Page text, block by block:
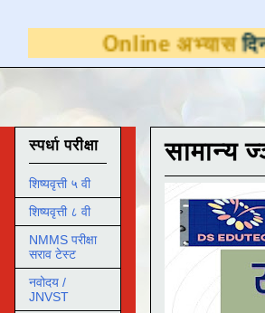
अभ्यासदिनांक 31 मार्च
सामान्य
स्पर्धा परीक्षा
शिष्यवृत्ती ५ वी
शिष्यवृत्ती ८ वी
NMMS परीक्षा
सराव टेस्ट
नवोदय /
JNVST